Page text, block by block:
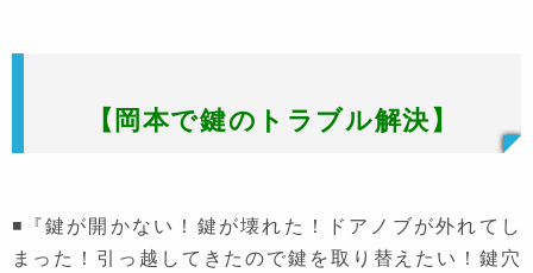
【岡本で鍵のトラブル解決】
◾『鍵が開かない！鍵が壊れた！ドアノブが外れてし
まった！引っ越してきたので鍵を取り替えたい！鍵穴